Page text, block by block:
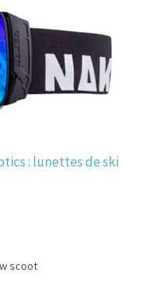
: lunettes de ski
scoot